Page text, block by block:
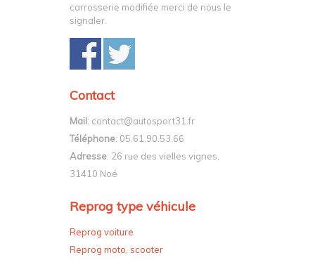
carrosserie modifiée merci de nous le
signaler.
Contact
Mail: contact@autosport31.fr
Téléphone: 05.61.90.53.66
Adresse: 26 rue des vielles vignes,
31410 Noé
Reprog type véhicule
Reprog voiture
Reprog moto, scooter